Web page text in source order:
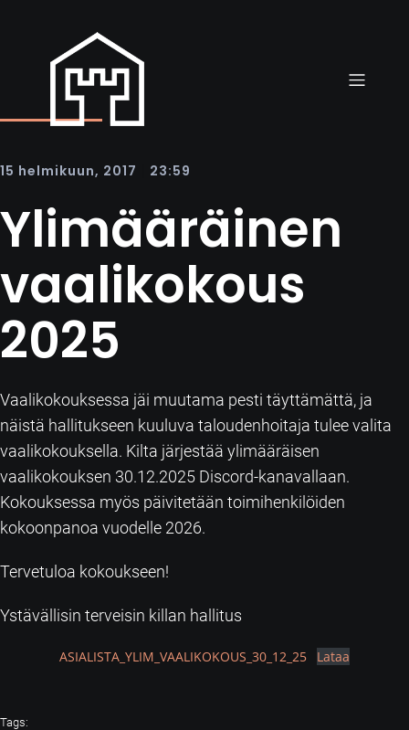
15 helmikuun, 2017 23:59
Ylimääräinen
vaalikokous
2025
Vaalikokouksessa jäi muutama pesti täyttämättä, ja
näistä hallitukseen kuuluva taloudenhoitaja tulee valita
vaalikokouksella. Kilta järjestää ylimääräisen
vaalikokouksen 30.12.2025 Discord-kanavallaan.
Kokouksessa myös päivitetään toimihenkilöiden
kokoonpanoa vuodelle 2026.
Tervetuloa kokoukseen!
Ystävällisin terveisin killan hallitus
ASIALISTA_YLIM_VAALIKOKOUS_30_12_25 Lataa
Tags: